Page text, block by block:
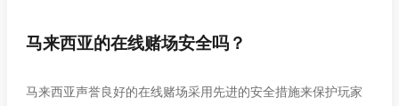
马来西亚的在线赌场安全吗？
马来西亚声誉良好的在线赌场采用先进的安全措施来保护玩家